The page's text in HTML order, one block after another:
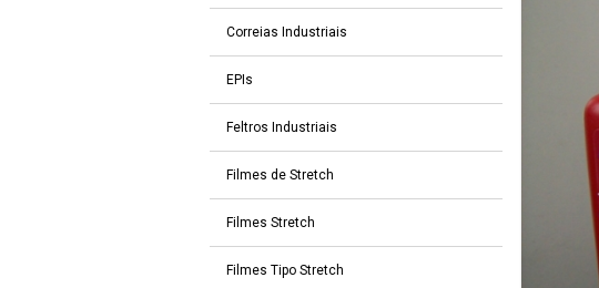
Correias Industriais
EPIs
Feltros Industriais
Filmes de Stretch
Filmes Stretch
Filmes Tipo Stretch